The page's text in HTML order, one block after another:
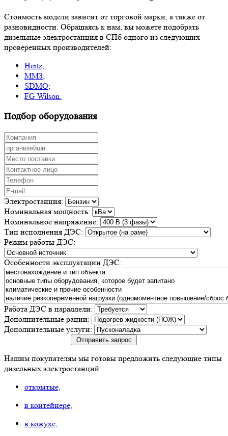
Стоимость модели зависит от торговой марки, а также от
разновидности. Обращаясь к нам, вы можете подобрать
дизельные электростанция в СПб одного из следующих
проверенных производителей:
Hertz;
ММЗ;
SDMO;
FG Wilson.
Подбор оборудования
Электростанция:
Номинальная мощность:
Номинальное напряжение:
Тип исполнения ДЭС:
Режим работы ДЭС:
Особенности эксплуатации ДЭС:
Работа ДЭС в параллели:
Дополнительные рации:
Дополнительные услуги:
Отправить запрос
Нашим покупателям мы готовы предложить следующие типы
дизельных электростанций:
открытые,
в контейнере,
в кожухе,